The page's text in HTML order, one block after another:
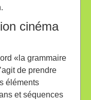
cinéma
«la grammaire
de prendre
éléments
et séquences